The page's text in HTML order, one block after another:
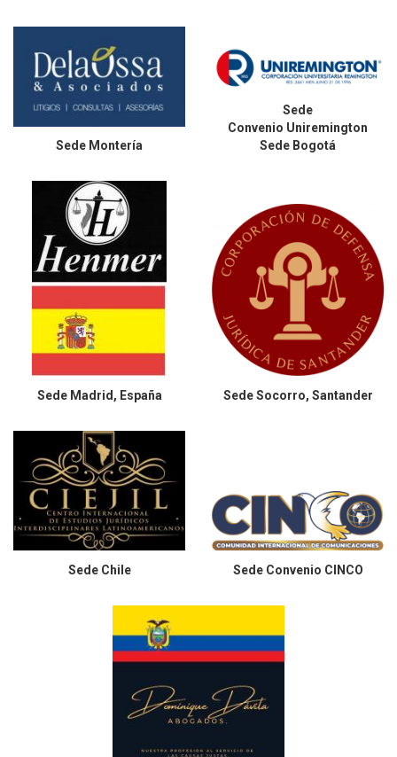
Sede Montería
Sede
Convenio Uniremington
Sede Bogotá
Sede Madrid, España Sede Socorro, Santander
Sede Chile Sede Convenio CINCO